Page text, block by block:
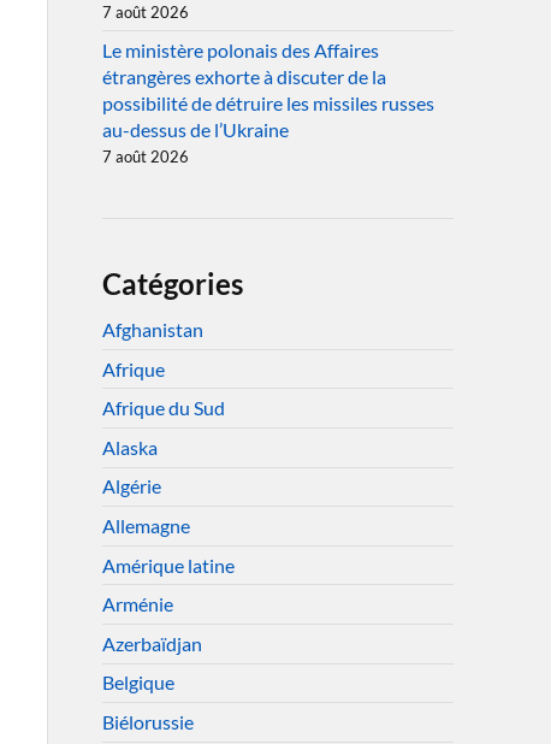
7 août 2026
Le ministère polonais des Affaires
étrangères exhorte à discuter de la
possibilité de détruire les missiles russes
au-dessus de l’Ukraine
7 août 2026
Catégories
Afghanistan
Afrique
Afrique du Sud
Alaska
Algérie
Allemagne
Amérique latine
Arménie
Azerbaïdjan
Belgique
Biélorussie